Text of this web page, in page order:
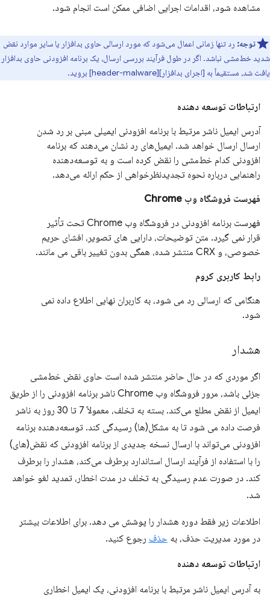
مشاهده شود، اقدامات اجرایی اضافی ممکن است انجام شود.
توجه: رد تنها زمانی اعمال می‌شود که مورد ارسالی حاوی بدافزار یا سایر موارد نقض
شدید خط‌مشی نباشد. اگر در طول فرآیند بررسی ارسال، یک برنامه افزودنی حاوی بدافزار
یافت شد، مستقیماً به [اجرای بدافزار][header-malware] بروید.
ارتباطات توسعه دهنده
آدرس ایمیل ناشر مرتبط با برنامه افزودنی ایمیلی مبنی بر رد شدن
ارسال ارسال خواهد شد. ایمیل‌های رد نشان می‌دهند که برنامه
افزودنی کدام خط‌مشی را نقض کرده است و به توسعه‌دهنده
راهنمایی درباره نحوه تجدیدنظرخواهی از حکم ارائه می‌دهد.
فهرست فروشگاه وب Chrome
فهرست برنامه افزودنی در فروشگاه وب Chrome تحت تأثیر
قرار نمی گیرد. متن توضیحات، دارایی های تصویر، افشای حریم
خصوصی، و CRX منتشر شده، همگی بدون تغییر باقی می مانند.
رابط کاربری کروم
هنگامی که ارسالی رد می شود، به کاربران نهایی اطلاع داده نمی
شود.
هشدار
اگر موردی که در حال حاضر منتشر شده است حاوی نقض خط‌مشی
جزئی باشد، مرور فروشگاه وب Chrome ناشر برنامه افزودنی را از طریق
ایمیل از نقض مطلع می‌کند. بسته به تخلف، معمولاً 7 تا 30 روز به ناشر
فرصت داده می شود تا به مشکل(ها) رسیدگی کند. توسعه‌دهنده برنامه
افزودنی می‌تواند با ارسال نسخه جدیدی از برنامه افزودنی که نقض(های)
را با استفاده از فرآیند ارسال استاندارد برطرف می‌کند، هشدار را برطرف
کند. در صورت عدم رسیدگی به تخلف در مدت اخطار، تمدید لغو خواهد
شد.
اطلاعات زیر فقط دوره هشدار را پوشش می دهد. برای اطلاعات بیشتر
در مورد مدیریت حذف، به حذف رجوع کنید.
ارتباطات توسعه دهنده
به آدرس ایمیل ناشر مرتبط با برنامه افزودنی، یک ایمیل اخطاری